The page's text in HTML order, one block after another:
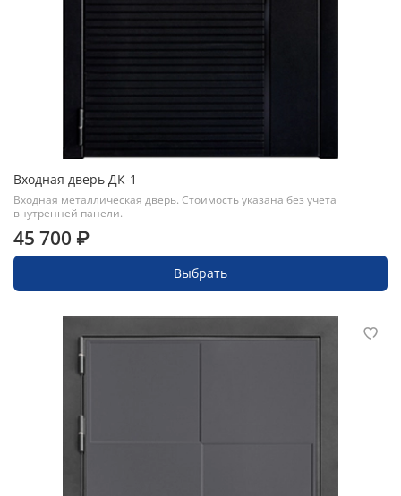
Входная дверь ДК-1
Входная металлическая дверь. Стоимость указана без учета
внутренней панели.
45 700 ₽
Выбрать